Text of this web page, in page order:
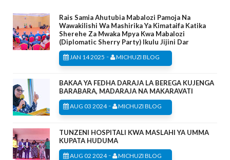
Rais Samia Ahutubia Mabalozi Pamoja Na
Wawakilishi Wa Mashirika Ya Kimataifa Katika
Sherehe Za Mwaka Mpya Kwa Mabalozi
(Diplomatic Sherry Party) Ikulu Jijini Dar
JAN 14 2025 - MICHUZI BLOG
BAKAA YA FEDHA DARAJA LA BEREGA KUJENGA
BARABARA, MADARAJA NA MAKARAVATI
AUG 03 2024- MICHUZI BLOG
TUNZENI HOSPITALI KWA MASLAHI YA UMMA
KUPATA HUDUMA
AUG 02 2024- MICHUZI BLOG